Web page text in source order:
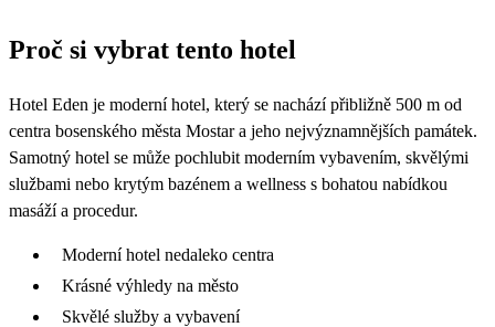
24 25 26 27
31
Proč si vybrat tento hotel
Hotel Eden je moderní hotel, který se nachází přibližně 500 m od
centra bosenského města Mostar a jeho nejvýznamnějších památek.
Samotný hotel se může pochlubit moderním vybavením, skvělými
službami nebo krytým bazénem a wellness s bohatou nabídkou
masáží a procedur.
Moderní hotel nedaleko centra
Krásné výhledy na město
Skvělé služby a vybavení